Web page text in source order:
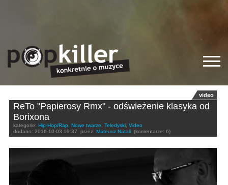
video
ReTo "Papierosy Rmx" - odświeżenie klasyka od
Borixona
kategorie: Hip-Hop/Rap, Nowe twarze, Teledyski, Video
dodano: 2016-10-03 19:37 przez: Mateusz Natali (komentarze: 6)